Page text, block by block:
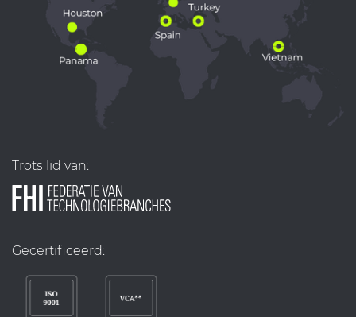
Trots lid van:
Gecertificeerd: